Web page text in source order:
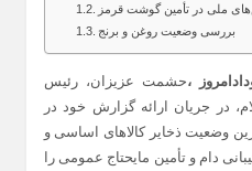
ملی در تأمین گوشت قرمز
بررسی وضعیت روغن و برنج
،حشمت عزیزان، رئیس
در جریان ارائه گزارش خود در
وضعیت ذخایر کالاهای اساسی و
دام و تأمین مایحتاج عمومی را